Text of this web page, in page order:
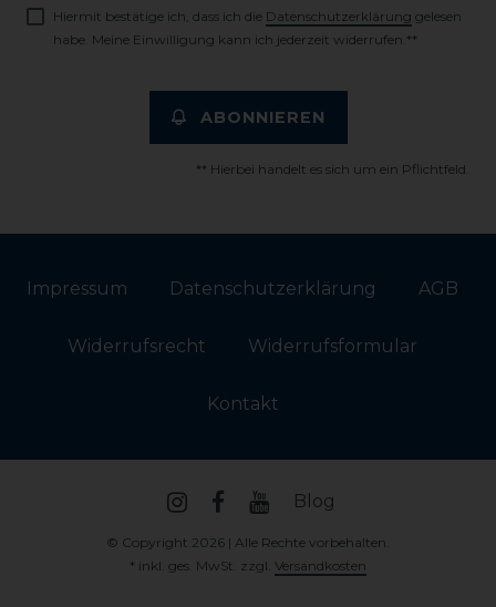
Hiermit bestätige ich, dass ich die Daten­schutz­erklärung gelesen
habe. Meine Einwilligung kann ich jederzeit widerrufen.**
ABONNIEREN
** Hierbei handelt es sich um ein Pflichtfeld.
Impressum Daten­schutz­erklärung AGB
Widerrufs­recht Widerrufs­formular
Kontakt
Blog
© Copyright 2026 | Alle Rechte vorbehalten.
* inkl. ges. MwSt. zzgl. Versandkosten